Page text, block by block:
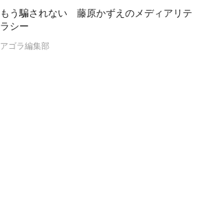
もう騙されない 藤原かずえのメディアリテ
ラシー
アゴラ編集部